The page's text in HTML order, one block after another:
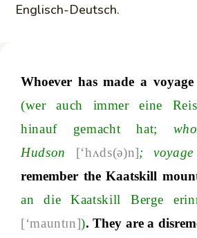
Englisch-Deutsch.
Whoever has made a voyage
(werauch immer eine
hinauf gemacht hat;
Hudson
[‘hʌds(ə)n]; voyage
remember the Kaatskill
an die Kaatskill Berge
[‘mauntɪn]).They are a